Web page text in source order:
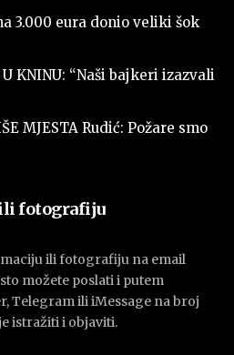
3.000 eura donio veliki šok
U KNINU: “Naši bajkeri izazvali
MJESTA Rudić: Požare smo
fotografiju
ili fotografiju na email
možete poslati i putem
Telegram ili iMessage na broj
istražiti i objaviti.